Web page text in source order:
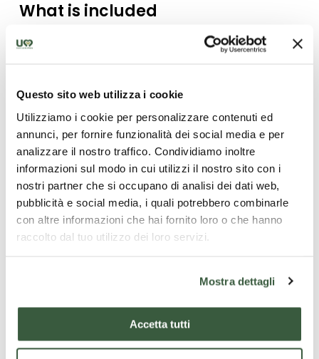
Questo sito web utilizza i cookie
Utilizziamo i cookie per personalizzare contenuti ed
annunci, per fornire funzionalità dei social media e per
analizzare il nostro traffico. Condividiamo inoltre
informazioni sul modo in cui utilizzi il nostro sito con i
nostri partner che si occupano di analisi dei dati web,
pubblicità e social media, i quali potrebbero combinarle
con altre informazioni che hai fornito loro o che hanno
raccolto dal tuo utilizzo dei loro servizi.
Mostra dettagli
Accetta tutti
What is included
2 nights in a hotel or agriturismo breakfast
guide licensed by the Umbria Region
guide licensed by the Umbria Region
What is not included
Visitor's tax, transport or car hire, entrance to Basilica
di San Francesco, meals excluding breakfast, single